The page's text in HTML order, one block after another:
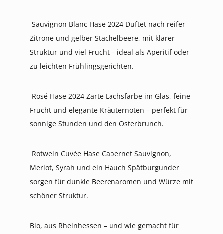
Sauvignon Blanc Hase 2024 Duftet nach reifer
Zitrone und gelber Stachelbeere, mit klarer
Struktur und viel Frucht – ideal als Aperitif oder
zu leichten Frühlingsgerichten.
Rosé Hase 2024 Zarte Lachsfarbe im Glas, feine
Frucht und elegante Kräuternoten – perfekt für
sonnige Stunden und den Osterbrunch.
Rotwein Cuvée Hase Cabernet Sauvignon,
Merlot, Syrah und ein Hauch Spätburgunder
sorgen für dunkle Beerenaromen und Würze mit
schöner Struktur.
Bio, aus Rheinhessen – und wie gemacht für